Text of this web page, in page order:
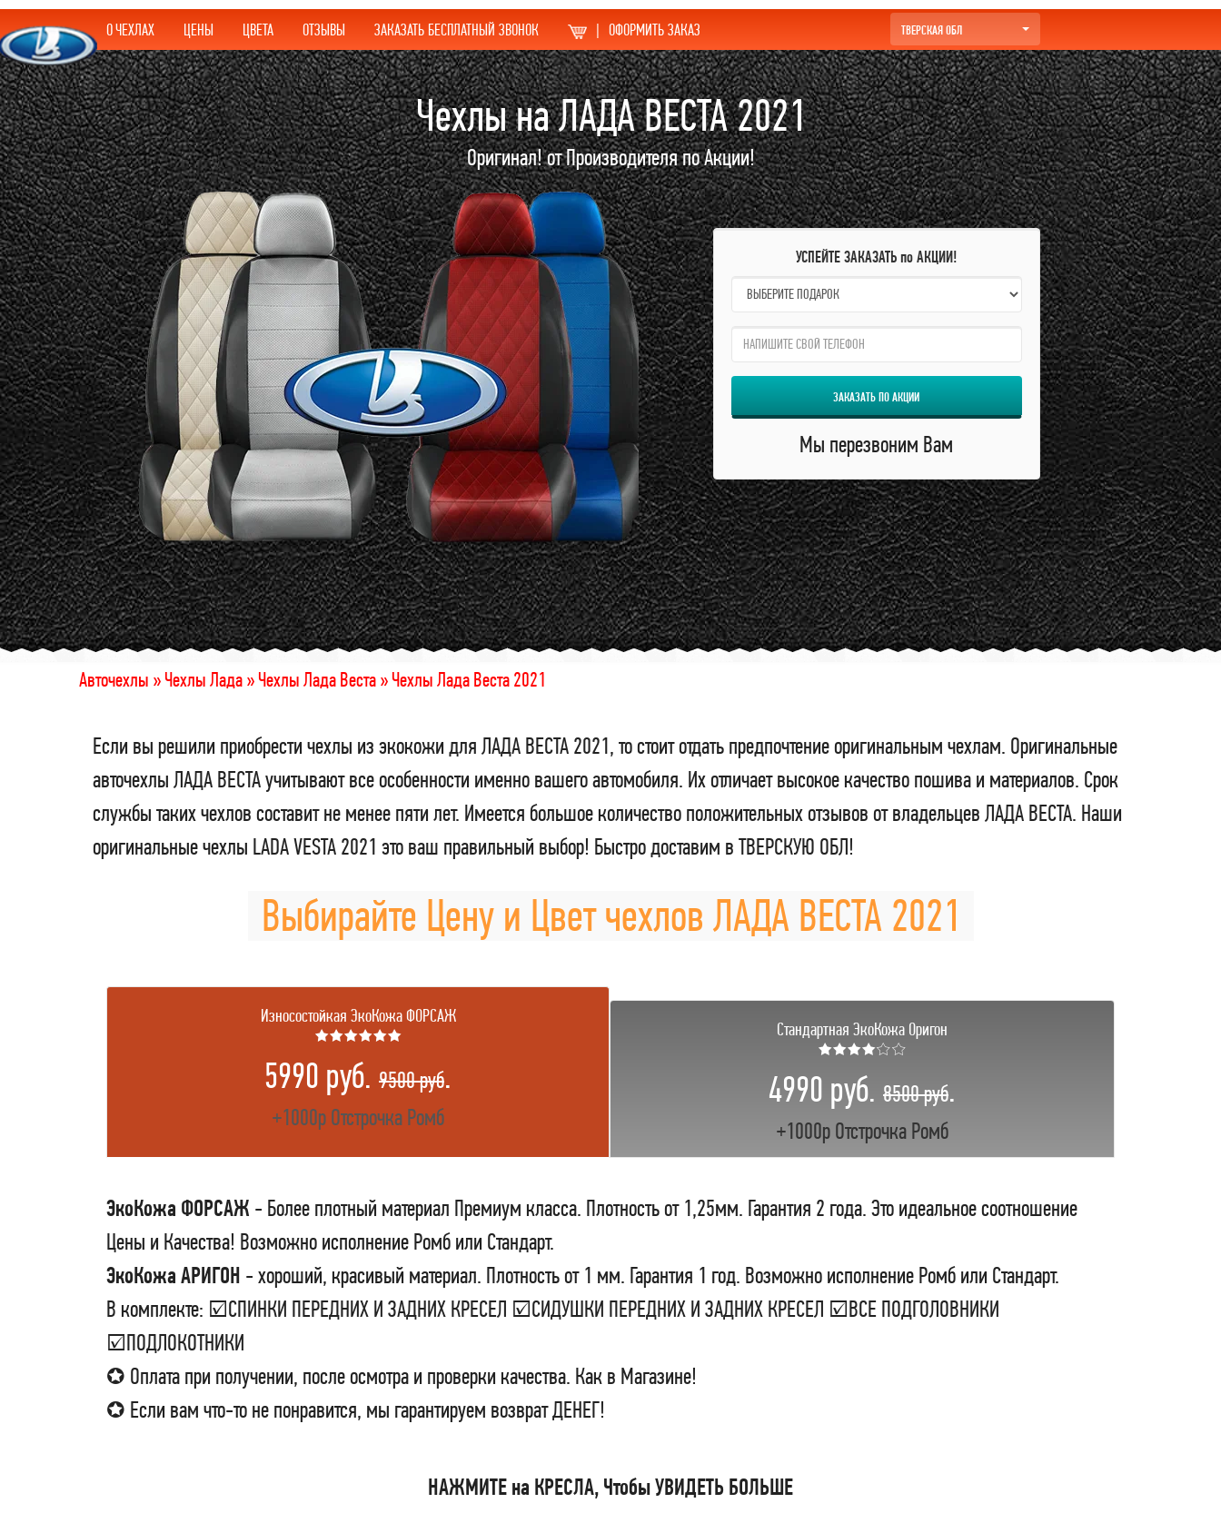
О ЧЕХЛАХ ЦЕНЫ ЦВЕТА ОТЗЫВЫ ЗАКАЗАТЬ БЕСПЛАТНЫЙ ЗВОНОК | ОФОРМИТЬ ЗАКАЗ ТВЕРСКАЯ ОБЛ
Чехлы на ЛАДА ВЕСТА 2021
Оригинал! от Производителя по Акции!
УСПЕЙТЕ ЗАКАЗАТЬ по АКЦИИ!
name:
qzw:
ЗАКАЗАТЬ ПО АКЦИИ
Мы перезвоним Вам
Авточехлы »Чехлы Лада »Чехлы Лада Веста »Чехлы Лада Веста 2021
Если вы решили приобрести чехлы из экокожи для ЛАДА ВЕСТА 2021, то стоит отдать предпочтение оригинальным чехлам. Оригинальные
авточехлы ЛАДА ВЕСТА учитывают все особенности именно вашего автомобиля. Их отличает высокое качество пошива и материалов. Срок
службы таких чехлов составит не менее пяти лет. Имеется большое количество положительных отзывов от владельцев ЛАДА ВЕСТА. Наши
оригинальные чехлы LADA VESTA 2021 это ваш правильный выбор! Быстро доставим в ТВЕРСКУЮ ОБЛ!
Выбирайте Цену и Цвет чехлов ЛАДА ВЕСТА 2021
Износостойкая ЭкоКожа ФОРСАЖ
★★★★★★
5990 руб. 9500 руб.
+1000р Отстрочка Ромб
Стандартная ЭкоКожа Оригон
★★★★☆☆
4990 руб. 8500 руб.
+1000р Отстрочка Ромб
ЭкоКожа ФОРСАЖ - Более плотный материал Премиум класса. Плотность от 1,25мм. Гарантия 2 года. Это идеальное соотношение
Цены и Качества! Возможно исполнение Ромб или Стандарт.
ЭкоКожа АРИГОН - хороший, красивый материал. Плотность от 1 мм. Гарантия 1 год. Возможно исполнение Ромб или Стандарт.
В комплекте: ☑СПИНКИ ПЕРЕДНИХ И ЗАДНИХ КРЕСЕЛ ☑СИДУШКИ ПЕРЕДНИХ И ЗАДНИХ КРЕСЕЛ ☑ВСЕ ПОДГОЛОВНИКИ
☑ПОДЛОКОТНИКИ
✪ Оплата при получении, после осмотра и проверки качества. Как в Магазине!
✪ Если вам что-то не понравится, мы гарантируем возврат ДЕНЕГ!
НАЖМИТЕ на КРЕСЛА, Чтобы УВИДЕТЬ БОЛЬШЕ